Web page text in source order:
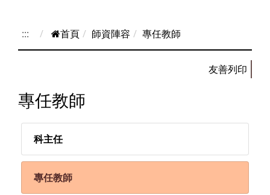
::: 首頁 師資陣容 專任教師
專任教師
科主任
專任教師